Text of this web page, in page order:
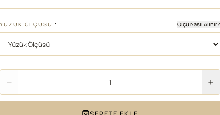
YÜZÜK ÖLÇÜSÜ * Ölçü Nasıl Alınır?
1